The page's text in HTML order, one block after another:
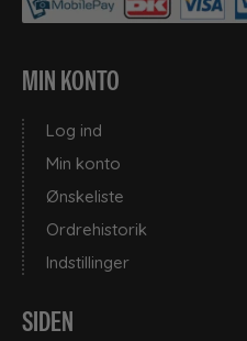
MIN KONTO
Log ind
Min konto
Ønskeliste
Ordrehistorik
Indstillinger
SIDEN